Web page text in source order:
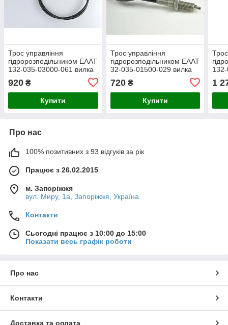
Трос управління
гідророзподільником ЕААТ
132-035-03000-061 вилка
з комплектом підключення
до розподільника 3м.
920 ₴
Купити
Трос управління
гідророзподільником ЕААТ
32-035-01500-029 вилка
підключення до
розподільника 1,5м.
720₴
Купити
1
Про нас
100% позитивних з 93 відгуків за рік
Працює з 26.02.2015
м. Запоріжжя
вул. Миру, 1а, Запоріжжя, Україна
Контакти
Сьогодні працює з 10:00 до 15:00
Показати весь графік роботи
Про нас
Контакти
Доставка та оплата